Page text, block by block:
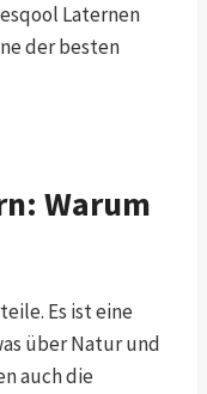
Laternen
der besten
Warum
Es ist eine
über Natur und
auch die